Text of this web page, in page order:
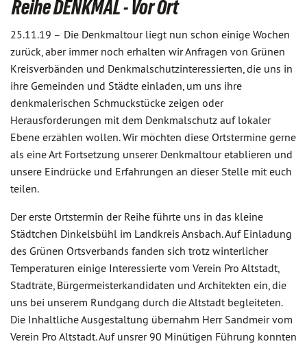
Reihe DENKMAL - Vor Ort
25.11.19 – Die Denkmaltour liegt nun schon einige Wochen
zurück, aber immer noch erhalten wir Anfragen von Grünen
Kreisverbänden und Denkmalschutzinteressierten, die uns in
ihre Gemeinden und Städte einladen, um uns ihre
denkmalerischen Schmuckstücke zeigen oder
Herausforderungen mit dem Denkmalschutz auf lokaler
Ebene erzählen wollen. Wir möchten diese Ortstermine gerne
als eine Art Fortsetzung unserer Denkmaltour etablieren und
unsere Eindrücke und Erfahrungen an dieser Stelle mit euch
teilen.
Der erste Ortstermin der Reihe führte uns in das kleine
Städtchen Dinkelsbühl im Landkreis Ansbach. Auf Einladung
des Grünen Ortsverbands fanden sich trotz winterlicher
Temperaturen einige Interessierte vom Verein Pro Altstadt,
Stadträte, Bürgermeisterkandidaten und Architekten ein, die
uns bei unserem Rundgang durch die Altstadt begleiteten.
Die Inhaltliche Ausgestaltung übernahm Herr Sandmeir vom
Verein Pro Altstadt. Auf unsrer 90 Minütigen Führung konnten